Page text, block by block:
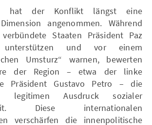
hat der Konflikt längst eine
angenommen. Während
Staaten Präsident Paz
unterstützen und vor einem
Umsturz“ warnen, bewerten
der Region – etwa der linke
Präsident Gustavo Petro – die
legitimen Ausdruck sozialer
Diese internationalen
verschärfen die innenpolitische